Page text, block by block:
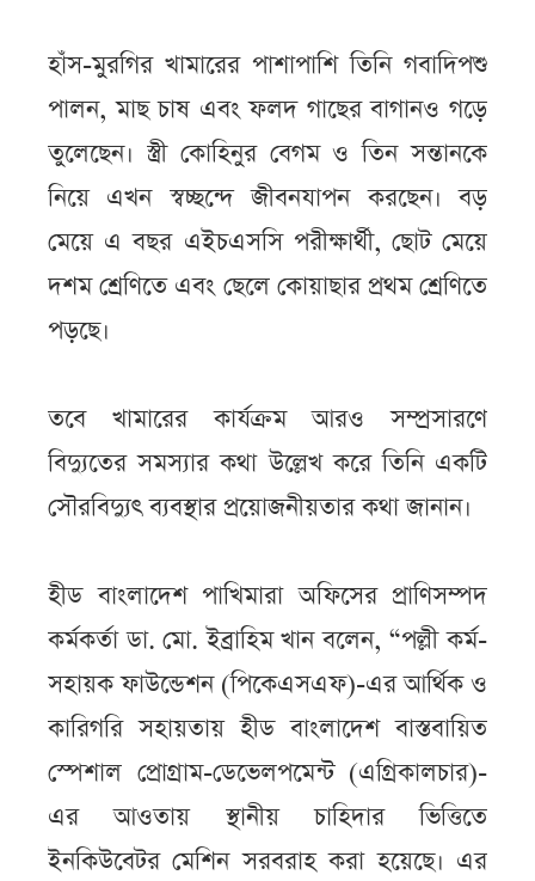
হাঁস-মুরগির খামারের পাশাপাশি তিনি গবাদিপশু
পালন, মাছ চাষ এবং ফলদ গাছের বাগানও গড়ে
তুলেছেন। স্ত্রী কোহিনুর বেগম ও তিন সন্তানকে
নিয়ে এখন স্বচ্ছন্দে জীবনযাপন করছেন। বড়
মেয়ে এ বছর এইচএসসি পরীক্ষার্থী, ছোট মেয়ে
দশম শ্রেণিতে এবং ছেলে কোয়াছার প্রথম শ্রেণিতে
পড়ছে।
তবে খামারের কার্যক্রম আরও সম্প্রসারণে
বিদ্যুতের সমস্যার কথা উল্লেখ করে তিনি একটি
সৌরবিদ্যুৎ ব্যবস্থার প্রয়োজনীয়তার কথা জানান।
হীড বাংলাদেশ পাখিমারা অফিসের প্রাণিসম্পদ
কর্মকর্তা ডা. মো. ইব্রাহিম খান বলেন, “পল্লী কর্ম-
সহায়ক ফাউন্ডেশন (পিকেএসএফ)-এর আর্থিক ও
কারিগরি সহায়তায় হীড বাংলাদেশ বাস্তবায়িত
স্পেশাল প্রোগ্রাম-ডেভেলপমেন্ট (এগ্রিকালচার)-
এর আওতায় স্থানীয় চাহিদার ভিত্তিতে
ইনকিউবেটর মেশিন সরবরাহ করা হয়েছে। এর